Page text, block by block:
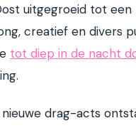
uitgegroeid tot
creatief en divers
tot diep in de nacht
drag-acts